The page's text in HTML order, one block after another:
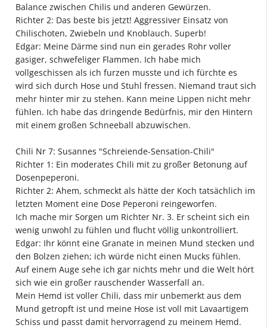
Balance zwischen Chilis und anderen Gewürzen.
Richter 2: Das beste bis jetzt! Aggressiver Einsatz von
Chilischoten, Zwiebeln und Knoblauch. Superb!
Edgar: Meine Därme sind nun ein gerades Rohr voller
gasiger, schwefeliger Flammen. Ich habe mich
vollgeschissen als ich furzen musste und ich fürchte es
wird sich durch Hose und Stuhl fressen. Niemand traut sich
mehr hinter mir zu stehen. Kann meine Lippen nicht mehr
fühlen. Ich habe das dringende Bedürfnis, mir den Hintern
mit einem großen Schneeball abzuwischen.
Chili Nr 7: Susannes "Schreiende-Sensation-Chili"
Richter 1: Ein moderates Chili mit zu großer Betonung auf
Dosenpeperoni.
Richter 2: Ahem, schmeckt als hätte der Koch tatsächlich im
letzten Moment eine Dose Peperoni reingeworfen.
Ich mache mir Sorgen um Richter Nr. 3. Er scheint sich ein
wenig unwohl zu fühlen und flucht völlig unkontrolliert.
Edgar: Ihr könnt eine Granate in meinen Mund stecken und
den Bolzen ziehen; ich würde nicht einen Mucks fühlen.
Auf einem Auge sehe ich gar nichts mehr und die Welt hört
sich wie ein großer rauschender Wasserfall an.
Mein Hemd ist voller Chili, dass mir unbemerkt aus dem
Mund getropft ist und meine Hose ist voll mit Lavaartigem
Schiss und passt damit hervorragend zu meinem Hemd.